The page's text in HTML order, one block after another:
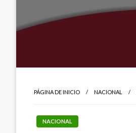
PÁGINA DE INICIO NACIONAL
NACIONAL